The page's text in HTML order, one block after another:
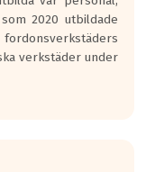
2020 utbildade
verkstäder under